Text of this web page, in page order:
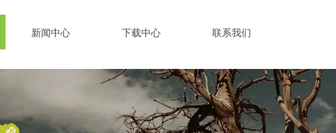
新闻中心 下载中心 联系我们